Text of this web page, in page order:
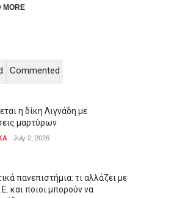
MORE
Commented
η δίκη Λιγνάδη με
μαρτύρων
July 2, 2026
πανεπιστήμια: τι αλλάζει με
και ποιοι μπορούν να